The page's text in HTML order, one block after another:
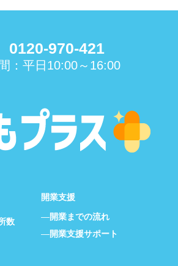
0120-970-421
：平日10:00～16:00
数
開業支援
開業までの流れ
開業支援サポート